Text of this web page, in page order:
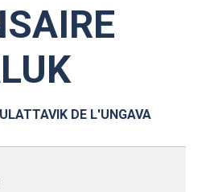
DE L'UNGAVA